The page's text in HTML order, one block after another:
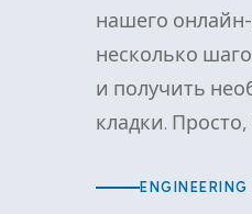
нашего
несколько
и получить
кладки.